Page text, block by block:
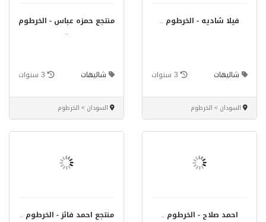
فيلا شاديه - الخرطوم ..
شاليهات 3 سنوات
السودان > الخرطوم
منتجع حمزه عباس - الخرطوم
..
شاليهات 3 سنوات
السودان > الخرطوم
احمد صلاح - الخرطوم .. منتجع احمد فائز - الخرطوم ..